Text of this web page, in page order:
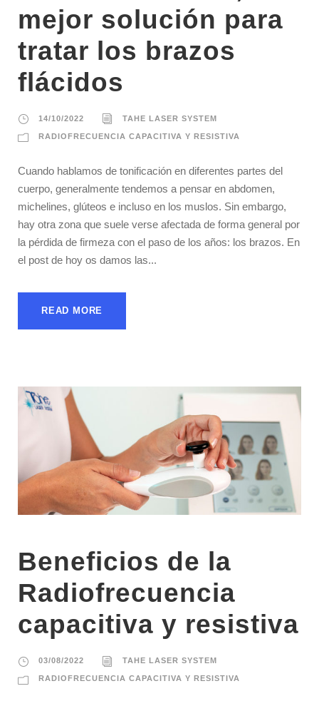
mejor solución para
tratar los brazos
flácidos
14/10/2022 TAHE LASER SYSTEM
RADIOFRECUENCIA CAPACITIVA Y RESISTIVA
Cuando hablamos de tonificación en diferentes partes del
cuerpo, generalmente tendemos a pensar en abdomen,
michelines, glúteos e incluso en los muslos. Sin embargo,
hay otra zona que suele verse afectada de forma general por
la pérdida de firmeza con el paso de los años: los brazos. En
el post de hoy os damos las...
READ MORE
Beneficios de la
Radiofrecuencia
capacitiva y resistiva
03/08/2022 TAHE LASER SYSTEM
RADIOFRECUENCIA CAPACITIVA Y RESISTIVA